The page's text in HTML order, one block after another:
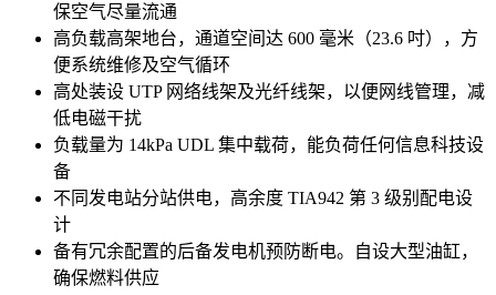
保空气尽量流通
高负载高架地台，通道空间达 600 毫米（23.6 吋），方
便系统维修及空气循环
高处装设 UTP 网络线架及光纤线架，以便网线管理，减
低电磁干扰
负载量为 14kPa UDL 集中载荷，能负荷任何信息科技设
备
不同发电站分站供电，高余度 TIA942 第 3 级别配电设
计
备有冗余配置的后备发电机预防断电。自设大型油缸，
确保燃料供应